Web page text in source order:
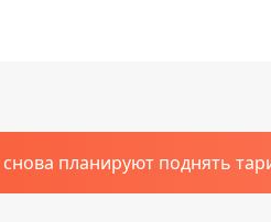
планируют поднять